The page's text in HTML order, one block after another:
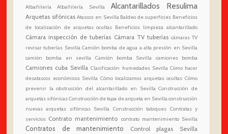
Albañilería Albañilería Sevilla Alcantarillados Resulima
Arquetas sifónicas Atascos en Sevilla Baldeo de superficies Beneficios
de localización de arquetas ocultas Beneficios limpieza alcantarillado
Cámara inspección de tuberías Cámara TV tuberías cámaras TV
revisar tuberías Sevilla Camión bomba de agua a alta presión en Sevilla
camión bomba en sevilla
Camión bomba Sevilla camiones bomba
Camiones cuba Sevilla Clasificación humedades Sevilla Cómo hacer
desatascos económicos Sevilla Cómo localizamos arquetas ocultas Cómo
prevenir la obstrucción del alcantarillado en Sevilla Construcción de
arquetas sifónicasConstrucción de tapa de arqueta en Sevillaconstrucción
nuevas arquetas sifónicas Sevilla Construcción tabiques Contratas y
servicios Contrato mantenimiento contrato mantenimiento Sevilla
Contratos de mantenimiento Control plagas Sevilla